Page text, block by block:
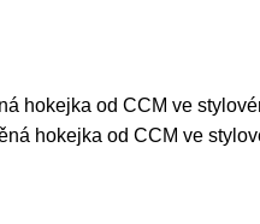
hokejka od CCM ve
hokejka od CCM ve